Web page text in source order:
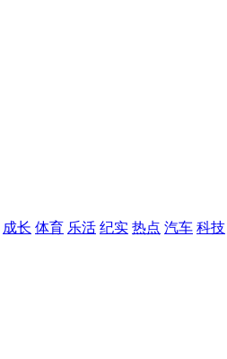
成长 体育 乐活 纪实 热点 汽车 科技